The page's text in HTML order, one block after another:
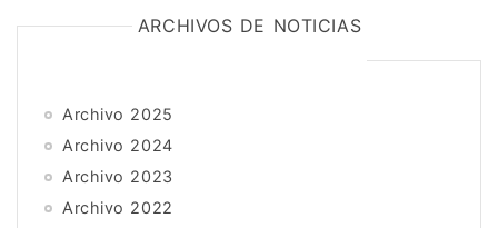
ARCHIVOS DE NOTICIAS
Archivo 2025
Archivo 2024
Archivo 2023
Archivo 2022